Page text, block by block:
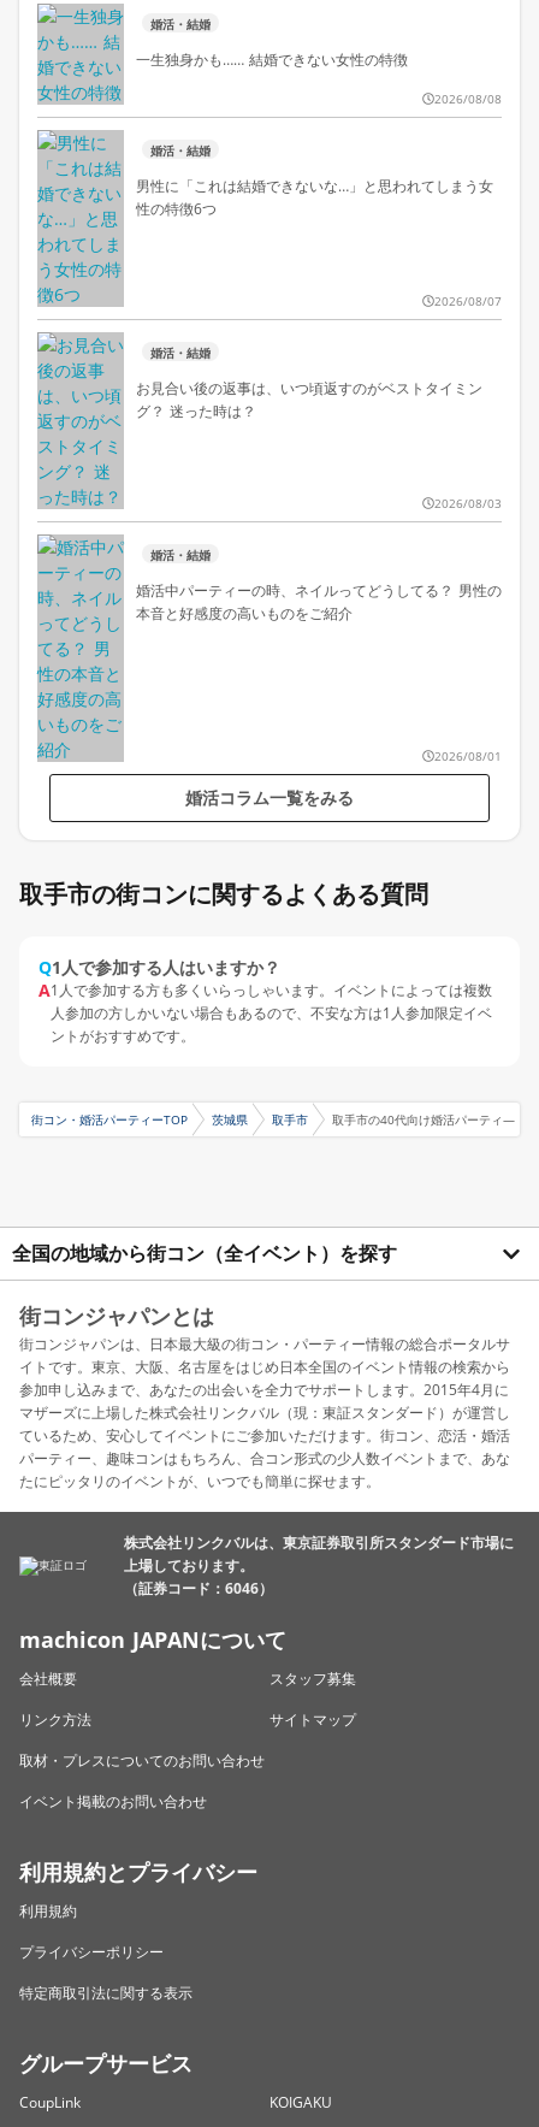
婚活・結婚
一生独身かも…… 結婚できない女性の特徴
2026/08/08
婚活・結婚
男性に「これは結婚できないな…」と思われてしまう女
性の特徴6つ
2026/08/07
婚活・結婚
お見合い後の返事は、いつ頃返すのがベストタイミン
グ？ 迷った時は？
2026/08/03
婚活・結婚
婚活中パーティーの時、ネイルってどうしてる？ 男性の
本音と好感度の高いものをご紹介
2026/08/01
婚活コラム一覧をみる
取手市の街コンに関するよくある質問
Q1人で参加する人はいますか？
A1人で参加する方も多くいらっしゃいます。イベントによっては複数
人参加の方しかいない場合もあるので、不安な方は1人参加限定イベ
ントがおすすめです。
街コン・婚活パーティーTOP 茨城県 取手市 取手市の40代向け婚活パーティ―
全国の地域から街コン（全イベント）を探す
街コンジャパンとは
街コンジャパンは、日本最大級の街コン・パーティー情報の総合ポータルサ
イトです。東京、大阪、名古屋をはじめ日本全国のイベント情報の検索から
参加申し込みまで、あなたの出会いを全力でサポートします。2015年4月に
マザーズに上場した株式会社リンクバル（現：東証スタンダード）が運営し
ているため、安心してイベントにご参加いただけます。街コン、恋活・婚活
パーティー、趣味コンはもちろん、合コン形式の少人数イベントまで、あな
たにピッタリのイベントが、いつでも簡単に探せます。
株式会社リンクバルは、東京証券取引所スタンダード市場に
上場しております。
（証券コード：6046）
machicon JAPANについて
会社概要
スタッフ募集
リンク方法
サイトマップ
取材・プレスについてのお問い合わせ
イベント掲載のお問い合わせ
利用規約とプライバシー
利用規約
プライバシーポリシー
特定商取引法に関する表示
グループサービス
CoupLink KOIGAKU